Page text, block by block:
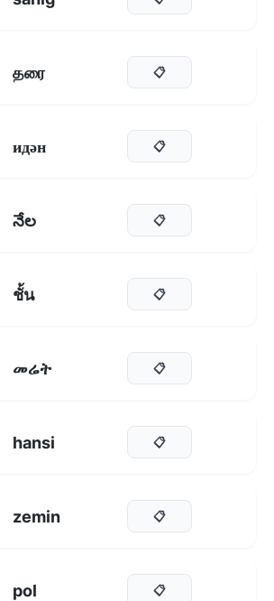
தரை 📋
идән 📋
నేల 📋
ชั้น 📋
መሬት 📋
hansi 📋
zemin 📋
pol 📋